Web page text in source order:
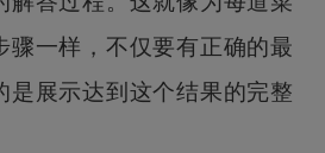
骤一样，不仅要有正确的最
是展示达到这个结果的完整